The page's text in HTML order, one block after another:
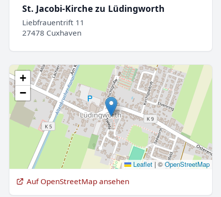
St. Jacobi-Kirche zu Lüdingworth
Liebfrauentrift 11
27478 Cuxhaven
+
−
Leaflet | © OpenStreetMap
Auf OpenStreetMap ansehen